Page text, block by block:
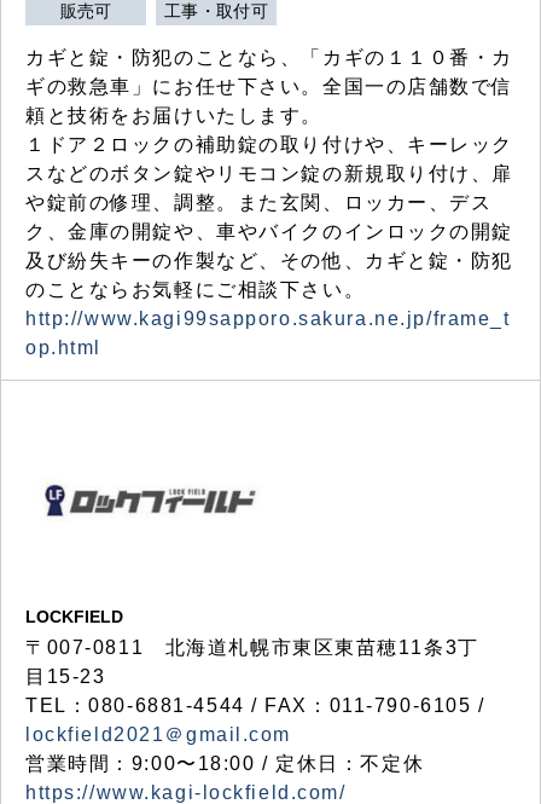
販売可 工事・取付可
カギと錠・防犯のことなら、「カギの１１０番・カ
ギの救急車」にお任せ下さい。全国一の店舗数で信
頼と技術をお届けいたします。
１ドア２ロックの補助錠の取り付けや、キーレック
スなどのボタン錠やリモコン錠の新規取り付け、扉
や錠前の修理、調整。また玄関、ロッカー、デス
ク、金庫の開錠や、車やバイクのインロックの開錠
及び紛失キーの作製など、その他、カギと錠・防犯
のことならお気軽にご相談下さい。
http://www.kagi99sapporo.sakura.ne.jp/frame_t
op.html
LOCKFIELD
〒007-0811 北海道札幌市東区東苗穂11条3丁
目15-23
TEL：080-6881-4544 / FAX：011-790-6105 /
lockfield2021＠gmail.com
営業時間：9:00〜18:00 / 定休日：不定休
https://www.kagi-lockfield.com/